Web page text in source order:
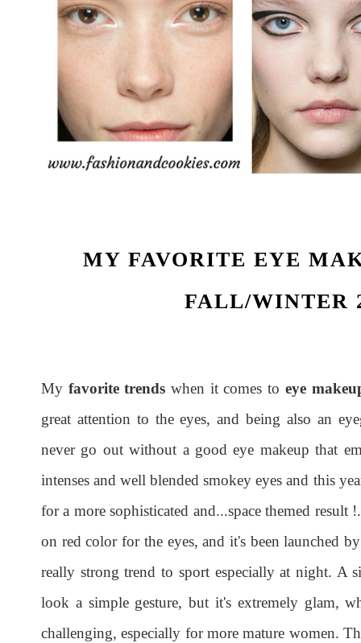
MY FAVORITE EYE
FALL/WINTER
My favorite trends when it comes to eye
great attention to the eyes, and being also an
never go out without a good eye makeup that
intenses and well blended smokey eyes and this
for a more sophisticated and...space themed
on red color for the eyes, and it's been launched
really strong trend to sport especially at night. A
look a simple gesture, but it's extremely glam,
challenging, especially for more mature women.